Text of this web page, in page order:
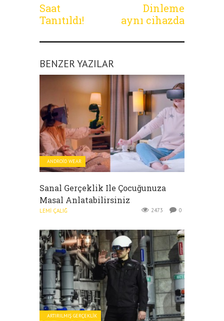
Saat
Tanıtıldı!
Dinleme
aynı cihazda
BENZER YAZILAR
ANDROID WEAR
Sanal Gerçeklik Ile Çocuğunuza
Masal Anlatabilirsiniz
LEMI ÇALIĞ 2473 0
ARTIRILMIŞ GERÇEKLIK